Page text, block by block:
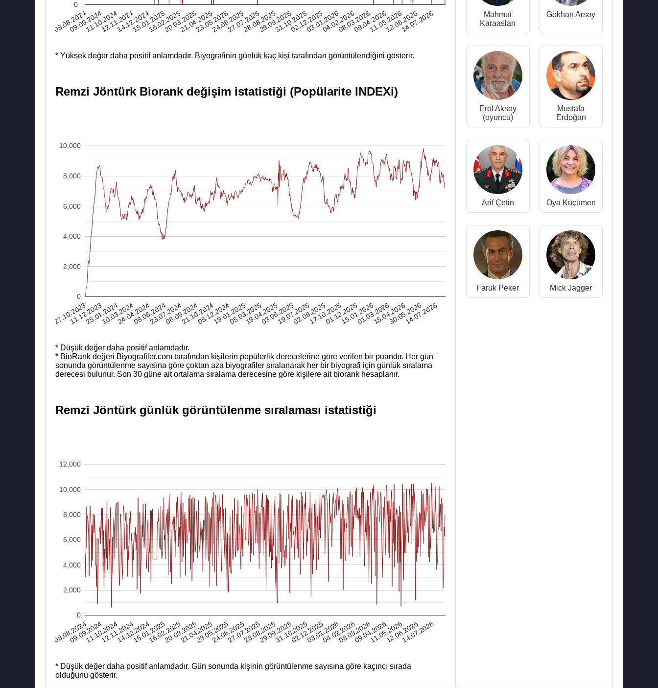
08.08.2024
09.09.2024
11.10.2024
12.11.2024
14.12.2024
15.01.2025
16.02.2025
20.03.2025
21.04.2025
23.05.2025
24.06.2025
27.07.2025
28.08.2025
29.09.2025
31.10.2025
02.12.2025
03.01.2026
04.02.2026
08.03.2026
09.04.2026
11.05.2026
12.06.2026
14.07.2026
0
* Yüksek değer daha positif anlamdadır. Biyografinin günlük kaç kişi tarafından görüntülendiğini gösterir.
Remzi Jöntürk Biorank değişim istatistiği (Popülarite INDEXi)
27.10.2023
11.12.2023
25.01.2024
10.03.2024
24.04.2024
08.06.2024
23.07.2024
06.09.2024
21.10.2024
05.12.2024
19.01.2025
05.03.2025
19.04.2025
03.06.2025
19.07.2025
02.09.2025
17.10.2025
01.12.2025
15.01.2026
01.03.2026
15.04.2026
30.05.2026
14.07.2026
0
2,000
4,000
6,000
8,000
10,000
* Düşük değer daha positif anlamdadır.
* BioRank değeri Biyografiler.com tarafından kişilerin popülerlik derecelerine göre verilen bir puandır. Her gün
sonunda görüntülenme sayısına göre çoktan aza biyografiler sıralanarak her bir biyografi için günlük sıralama
derecesi bulunur. Son 30 güne ait ortalama sıralama derecesine göre kişilere ait biorank hesaplanır.
Remzi Jöntürk günlük görüntülenme sıralaması istatistiği
08.08.2024
09.09.2024
11.10.2024
12.11.2024
14.12.2024
15.01.2025
16.02.2025
20.03.2025
21.04.2025
23.05.2025
24.06.2025
27.07.2025
28.08.2025
29.09.2025
31.10.2025
02.12.2025
03.01.2026
04.02.2026
08.03.2026
09.04.2026
11.05.2026
12.06.2026
14.07.2026
0
2,000
4,000
6,000
8,000
10,000
12,000
* Düşük değer daha positif anlamdadır. Gün sonunda kişinin görüntülenme sayısına göre kaçıncı sırada
olduğunu gösterir.
Mahmut
Karaaslan
Gökhan Arsoy
Erol Aksoy
(oyuncu)
Mustafa
Erdoğan
Arif Çetin Oya Küçümen
Faruk Peker Mick Jagger